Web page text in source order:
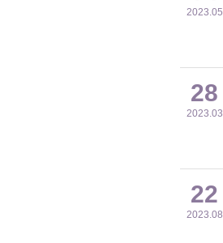
2023.05
28
2023.03
22
2023.08